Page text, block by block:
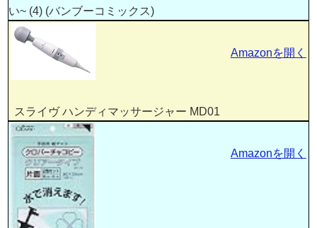
い~ (4) (バンブーコミックス)
スライヴ ハンディマッサージャー MD01
Amazonを開く
Amazonを開く